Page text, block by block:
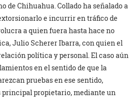
de Chihuahua. Collado ha señalado a
e incurrir en tráfico de
a quien fuera hasta hace no
Julio Scherer Ibarra, con quien el
política y personal. El caso aún
en el sentido de que la
pruebas en ese sentido,
principal propietario, mediante un